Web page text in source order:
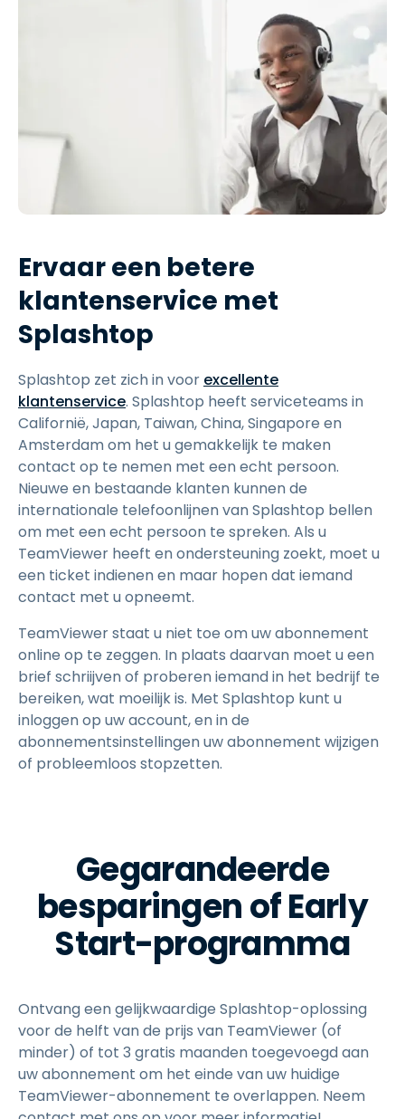
Ervaar een betere
klantenservice met
Splashtop
Splashtop zet zich in voor excellente
klantenservice. Splashtop heeft serviceteams in
Californië, Japan, Taiwan, China, Singapore en
Amsterdam om het u gemakkelijk te maken
contact op te nemen met een echt persoon.
Nieuwe en bestaande klanten kunnen de
internationale telefoonlijnen van Splashtop bellen
om met een echt persoon te spreken. Als u
TeamViewer heeft en ondersteuning zoekt, moet u
een ticket indienen en maar hopen dat iemand
contact met u opneemt.
TeamViewer staat u niet toe om uw abonnement
online op te zeggen. In plaats daarvan moet u een
brief schriijven of proberen iemand in het bedrijf te
bereiken, wat moeilijk is. Met Splashtop kunt u
inloggen op uw account, en in de
abonnementsinstellingen uw abonnement wijzigen
of probleemloos stopzetten.
Gegarandeerde
besparingen of Early
Start-programma
Ontvang een gelijkwaardige Splashtop-oplossing
voor de helft van de prijs van TeamViewer (of
minder) of tot 3 gratis maanden toegevoegd aan
uw abonnement om het einde van uw huidige
TeamViewer-abonnement te overlappen. Neem